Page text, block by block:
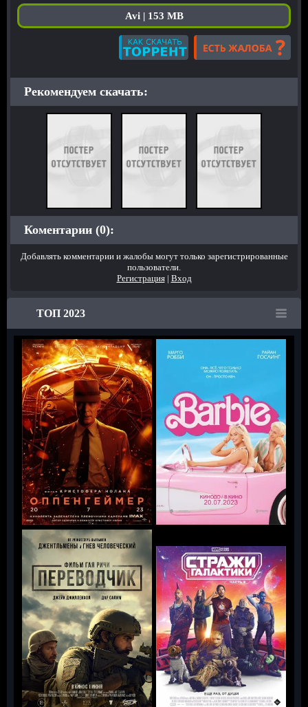
Avi | 153 MB
Рекомендуем скачать:
Коментарии (0):
Добавлять комментарии и жалобы могут только зарегистрированные
пользователи.
Регистрация| Вход
ТОП 2023